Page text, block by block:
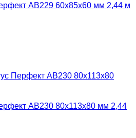
AB229 60х85х60 мм 2,44 м
AB230 80х113х80 мм 2,44